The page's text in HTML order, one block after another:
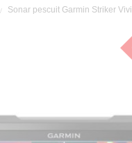
Sonar pescuit Garmin Striker